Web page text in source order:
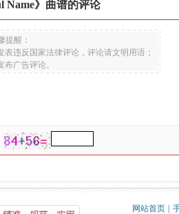
Name》曲谱的评论
提醒：
表违反国家法律评论，评论请文明用语；
布广告评论。
网站首页